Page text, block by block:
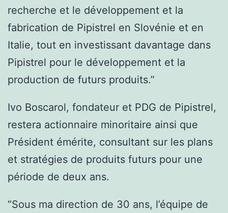
recherche et le développement et la
fabrication de Pipistrel en Slovénie et en
Italie, tout en investissant davantage dans
Pipistrel pour le développement et la
production de futurs produits.”
Ivo Boscarol, fondateur et PDG de Pipistrel,
restera actionnaire minoritaire ainsi que
Président émérite, consultant sur les plans
et stratégies de produits futurs pour une
période de deux ans.
“Sous ma direction de 30 ans, l’équipe de